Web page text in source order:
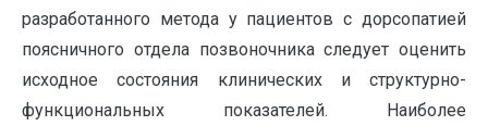
разработанного метода у пациентов с дорсопатией
поясничного отдела позвоночника следует оценить
исходное состояния клинических и структурно-
функциональных показателей. Наиболее